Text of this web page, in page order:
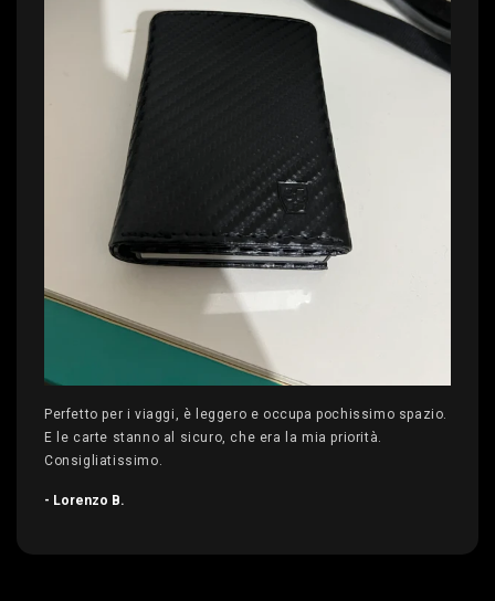
Perfetto per i viaggi, è leggero e occupa pochissimo spazio.
E le carte stanno al sicuro, che era la mia priorità.
Consigliatissimo.
- Lorenzo B.